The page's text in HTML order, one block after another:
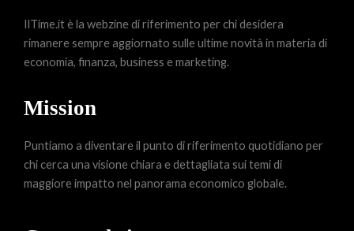
IlTime.it è la webzine di riferimento per chi desidera
rimanere sempre aggiornato sulle ultime novità in materia di
economia, finanza, business e marketing.
Mission
Puntiamo a diventare il punto di riferimento quotidiano per
chi cerca una visione chiara e dettagliata sui temi di
maggiore impatto nel panorama economico globale.